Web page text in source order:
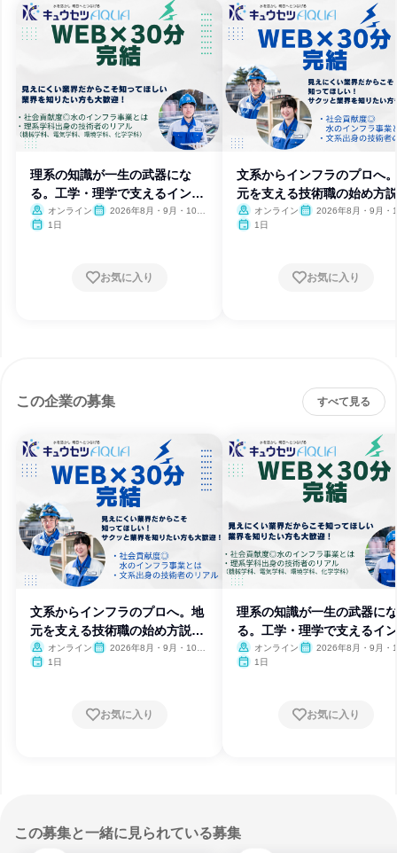
理系の知識が一生の武器にな
る。工学・理学で支えるインフ
ラ技術オンライン
2026年8月・9月・10
1日
お気に入り
文系からインフラのプロへ
元を支える技術職の始め方
会
オンライン
2026年8月・9月・
1日
お気に入り
この企業の募集 すべて見る
文系からインフラのプロへ。地
元を支える技術職の始め方説明
会
オンライン
2026年8月・9月・10
1日
お気に入り
理系の知識が一生の武器にな
る。工学・理学で支えるイ
ラ技術オンライン
2026年8月・9月・
1日
お気に入り
この募集と一緒に見られている募集